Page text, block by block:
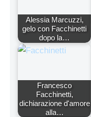
Alessia Marcuzzi,
gelo con Facchinetti
dopo la…
Francesco
Facchinetti,
dichiarazione d'amore
alla…